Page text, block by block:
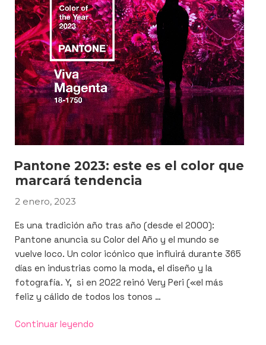
revolucionando
el
arte»
Pantone 2023: este es el color que
marcará tendencia
PUBLICADO
2 enero, 2023
Es una tradición año tras año (desde el 2000):
Pantone anuncia su Color del Año y el mundo se
vuelve loco. Un color icónico que influirá durante 365
días en industrias como la moda, el diseño y la
fotografía. Y, si en 2022 reinó Very Peri («el más
feliz y cálido de todos los tonos …
Continuar leyendo